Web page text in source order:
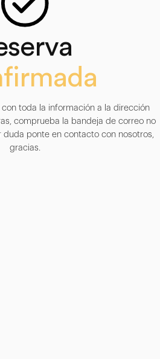
con toda la información a la dirección
comprueba la bandeja de correo no
duda ponte en contacto con nosotros,
gracias.